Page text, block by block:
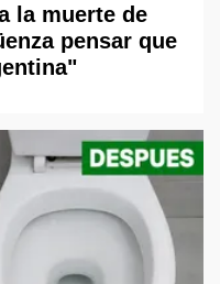
la muerte de
pensar que